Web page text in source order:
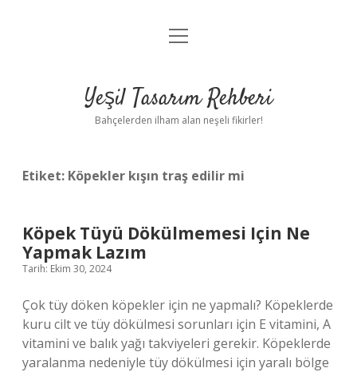
Anasayfa
Yasal Uyarı
menüyü
Yeşil Tasarım Rehberi
Bahçelerden ilham alan neşeli fikirler!
Etiket: Köpekler kışın traş edilir mi
Köpek Tüyü Dökülmemesi Için Ne
Yapmak Lazım
Tarih: Ekim 30, 2024
Çok tüy döken köpekler için ne yapmalı? Köpeklerde
kuru cilt ve tüy dökülmesi sorunları için E vitamini, A
vitamini ve balık yağı takviyeleri gerekir. Köpeklerde
yaralanma nedeniyle tüy dökülmesi için yaralı bölge